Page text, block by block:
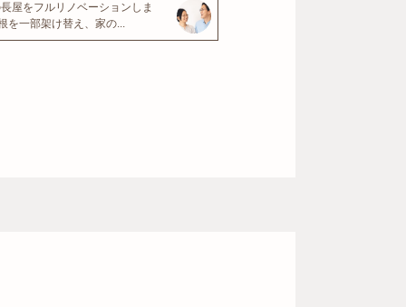
屋をフルリノベーションしま
を一部架け替え、家の...